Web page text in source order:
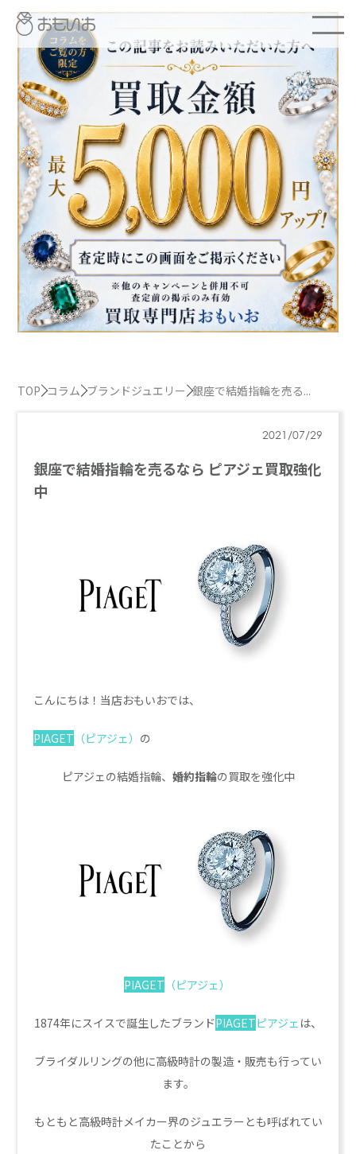
TOP コラム ブランドジュエリー 銀座で結婚指輪を売る...
2021/07/29
銀座で結婚指輪を売るなら ピアジェ買取強化
中
こんにちは！当店おもいおでは、
PIAGET （ピアジェ） の
ピアジェの結婚指輪、 婚約指輪の買取を強化中
PIAGET （ピアジェ）
1874年にスイスで誕生したブランドPIAGETピアジェ は、
ブライダルリングの他に高級時計の製造・販売も行ってい
ます。
もともと高級時計メイカー界のジュエラーとも呼ばれてい
たことから